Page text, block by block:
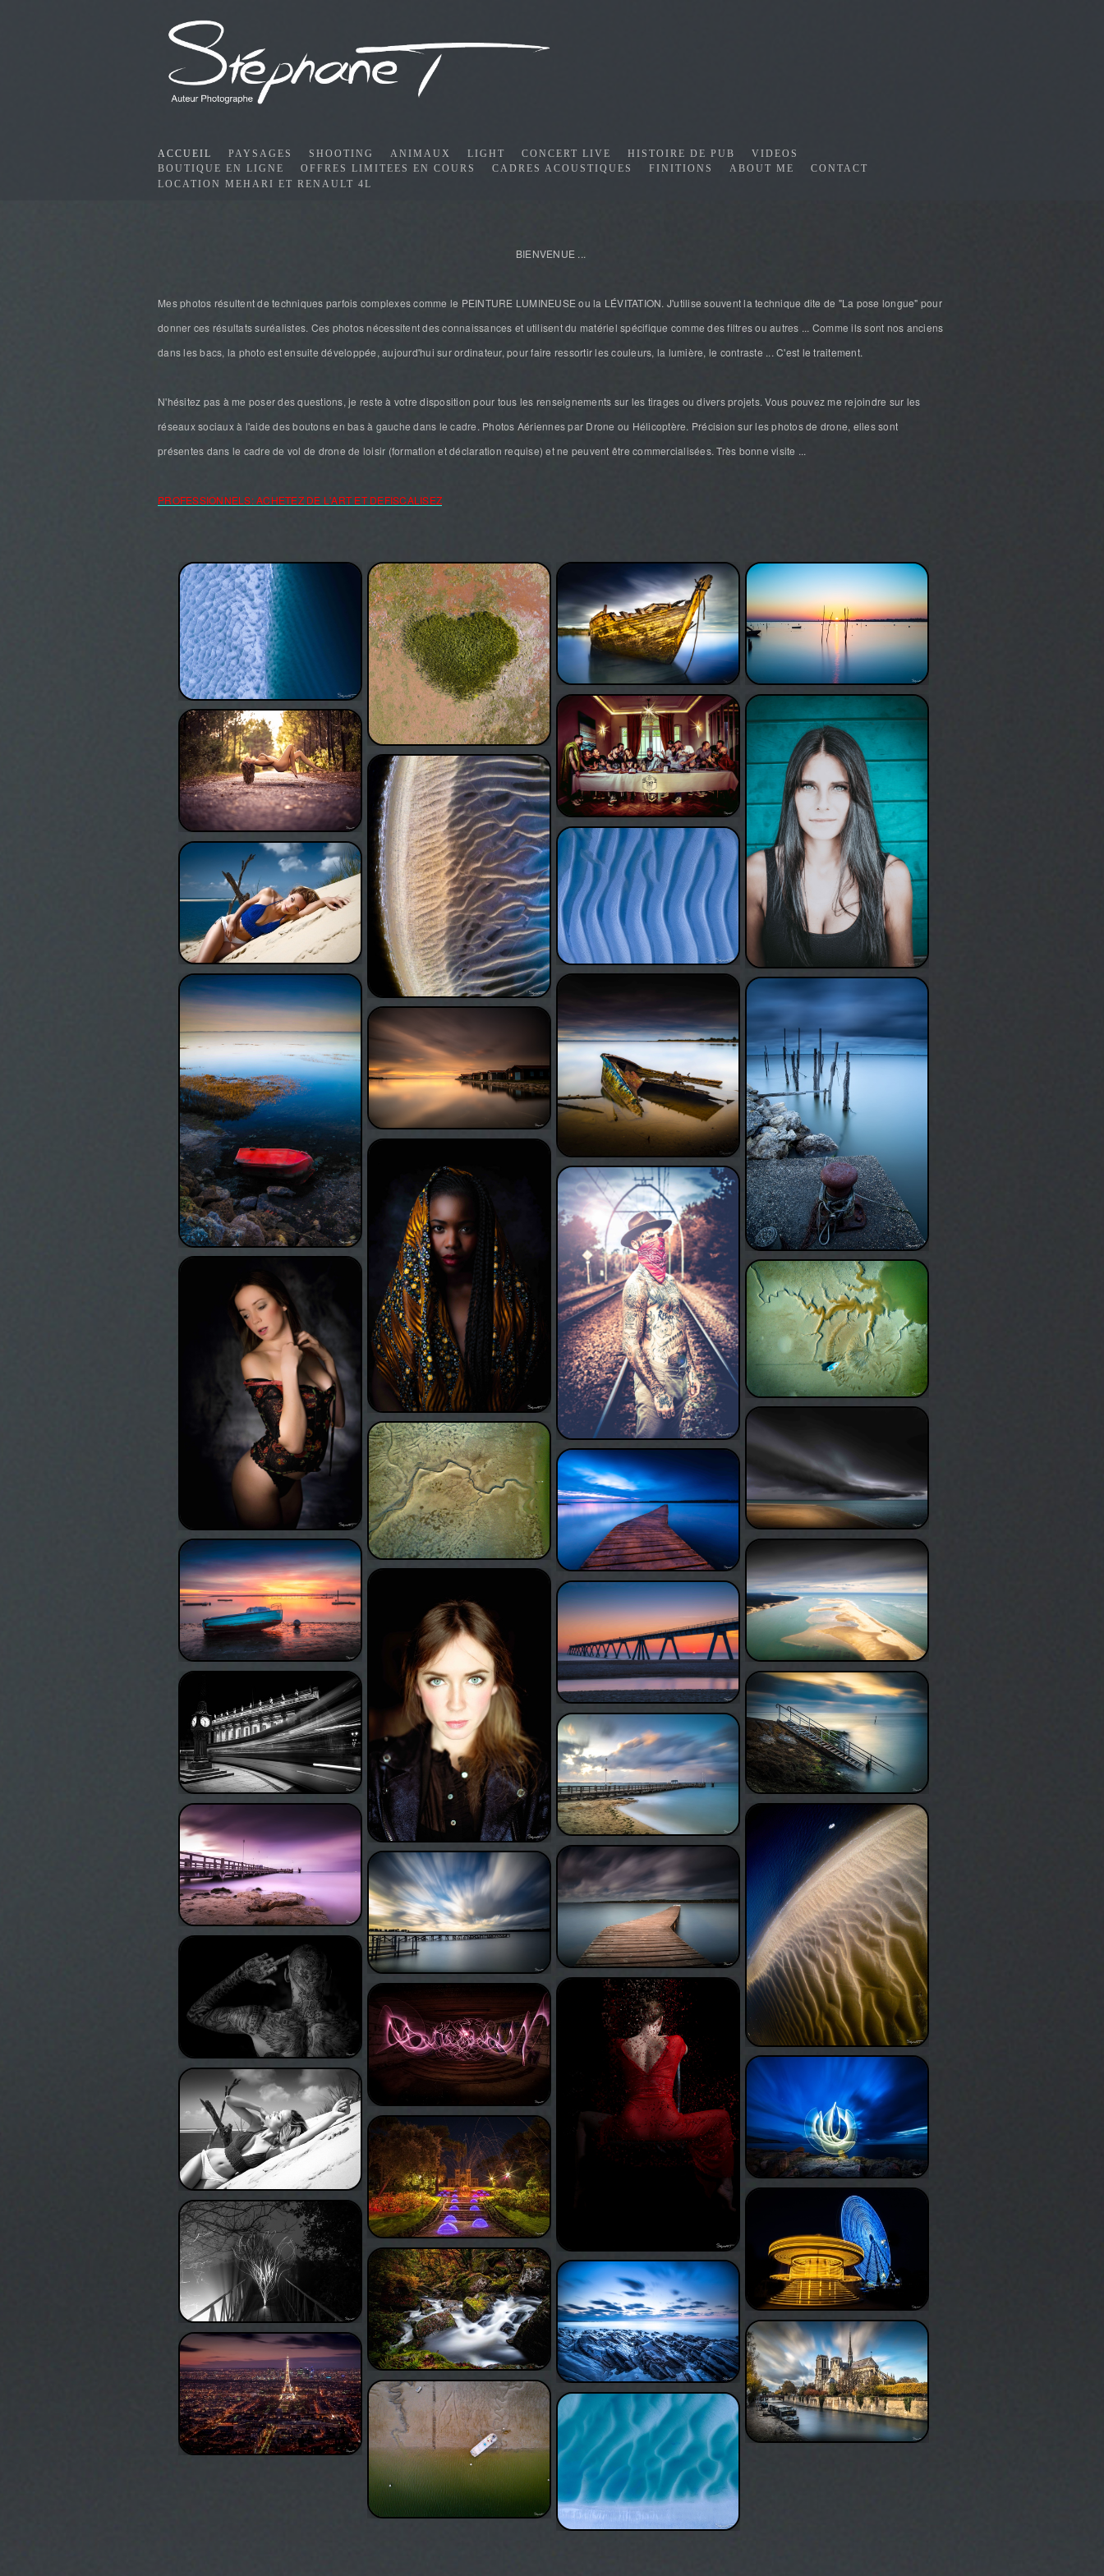
ACCUEIL PAYSAGES SHOOTING ANIMAUX LIGHT CONCERT LIVE HISTOIRE DE PUB
VIDEOS
BOUTIQUE EN LIGNE
OFFRES LIMITEES EN COURS CADRES ACOUSTIQUES FINITIONS ABOUT ME
CONTACT
LOCATION MEHARI ET RENAULT 4L
BIENVENUE ...
Mes photos résultent de techniques parfois complexes comme le PEINTURE LUMINEUSE ou la LÉVITATION. J'utilise souvent la technique dite de "La pose longue" pour
donner ces résultats suréalistes. Ces photos nécessitent des connaissances et utilisent du matériel spécifique comme des filtres ou autres ... Comme ils sont nos anciens
dans les bacs, la photo est ensuite développée, aujourd'hui sur ordinateur, pour faire ressortir les couleurs, la lumière, le contraste ... C'est le traitement.
N'hésitez pas à me poser des questions, je reste à votre disposition pour tous les renseignements sur les tirages ou divers projets. Vous pouvez me rejoindre sur les
réseaux sociaux à l'aide des boutons en bas à gauche dans le cadre. Photos Aériennes par Drone ou Hélicoptère. Précision sur les photos de drone, elles sont
présentes dans le cadre de vol de drone de loisir (formation et déclaration requise) et ne peuvent être commercialisées. Très bonne visite ...
PROFESSIONNELS: ACHETEZ DE L'ART ET DEFISCALISEZ